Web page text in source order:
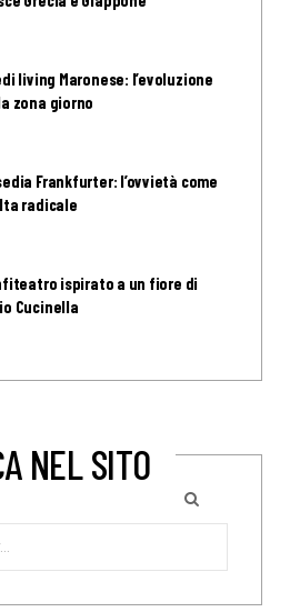
living Maronese: l’evoluzione
zona giorno
Frankfurter: l’ovvietà come
radicale
ispirato a un fiore di
Cucinella
NEL SITO